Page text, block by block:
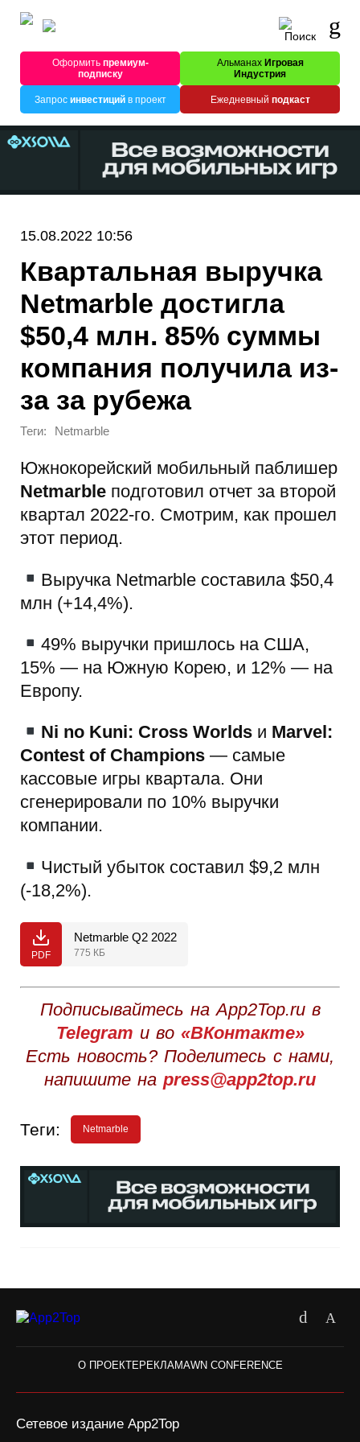
Оформитьпремиум-
подписку
Альманах Игровая
Индустрия
Запрос инвестицийв проект Ежедневный подкаст
15.08.2022 10:56
Квартальная выручка
Netmarble достигла
$50,4 млн. 85% суммы
компания получила из-
за за рубежа
Теги: Netmarble
Южнокорейский мобильный паблишер
Netmarble подготовил отчет за второй
квартал 2022-го. Смотрим, как прошел
этот период.
Выручка Netmarble составила $50,4
млн (+14,4%).
49% выручки пришлось на США,
15% — на Южную Корею, и 12% — на
Европу.
Ni no Kuni: Cross Worldsи Marvel:
Contest of Champions — самые
кассовые игры квартала. Они
сгенерировали по 10% выручки
компании.
Чистый убыток составил $9,2 млн
(-18,2%).
PDF
Netmarble Q2 2022
775 КБ
Подписывайтесь на App2Top.ru в
Telegram и во «ВКонтакте»
Есть новость? Поделитесь с нами,
напишите на press@app2top.ru
Теги: Netmarble
О ПРОЕКТЕРЕКЛАМАWN CONFERENCE
Сетевое издание App2Top